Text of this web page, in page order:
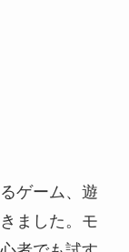
ゲーム、遊
ました。モ